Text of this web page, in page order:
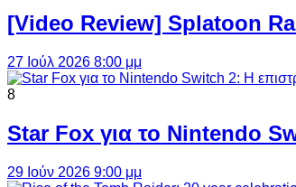
[Video Review] Splatoon
27 Ιούλ 2026 8:00 μμ
8
Star Fox για το Nintendo
29 Ιούν 2026 9:00 μμ